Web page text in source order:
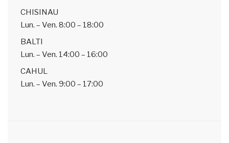
CHISINAU
Lun. – Ven. 8:00 – 18:00
BALTI
Lun. – Ven. 14:00 – 16:00
CAHUL
Lun. – Ven. 9:00 – 17:00